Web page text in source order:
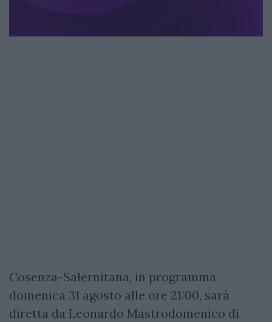
Cosenza-Salernitana, in programma
domenica 31 agosto alle ore 21:00, sarà
diretta da Leonardo Mastrodomenico di